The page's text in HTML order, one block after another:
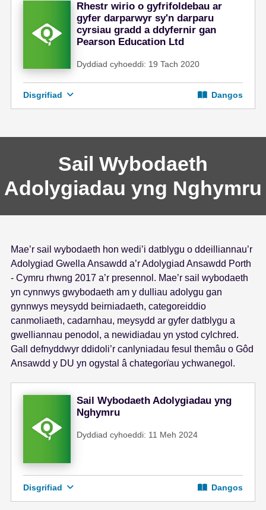
Rhestr wirio o gyfrifoldebau ar
gyfer darparwyr sy'n darparu
cyrsiau gradd a ddyfernir gan
Pearson Education Ltd
Dyddiad cyhoeddi: 19 Tach 2020
Disgrifiad Dangos
Sail Wybodaeth
Adolygiadau yng Nghymru
Mae’r sail wybodaeth hon wedi’i datblygu o ddeilliannau’r
Adolygiad Gwella Ansawdd a’r Adolygiad Ansawdd Porth
- Cymru rhwng 2017 a’r presennol. Mae’r sail wybodaeth
yn cynnwys gwybodaeth am y dulliau adolygu gan
gynnwys meysydd beirniadaeth, categoreiddio
canmoliaeth, cadarnhau, meysydd ar gyfer datblygu a
gwelliannau penodol, a newidiadau yn ystod cylchred.
Gall defnyddwyr ddidoli’r canlyniadau fesul themâu o Gôd
Ansawdd y DU yn ogystal â chategorïau ychwanegol.
Sail Wybodaeth Adolygiadau yng
Nghymru
Dyddiad cyhoeddi: 11 Meh 2024
Disgrifiad Dangos